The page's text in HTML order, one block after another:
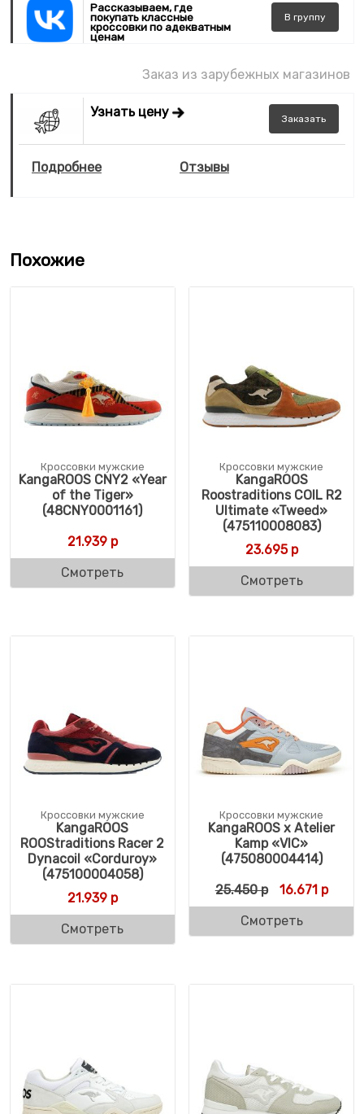
Рассказываем, где
покупать классные
кроссовки по адекватным
ценам
В группу
Заказ из зарубежных магазинов
Узнать цену Заказать
Подробнее Отзывы
Похожие
Кроссовки мужские
KangaROOS CNY2 «Year
of the Tiger»
(48CNY0001161)
21.939р
Смотреть
Кроссовки мужские
KangaROOS
Roostraditions COIL R2
Ultimate «Tweed»
(475110008083)
23.695р
Смотреть
Кроссовки мужские
KangaROOS
ROOStraditions Racer 2
Dynacoil «Corduroy»
(475100004058)
21.939р
Смотреть
Кроссовки мужские
KangaROOS x Atelier
Kamp «VIC»
(475080004414)
25.450р 16.671р
Смотреть